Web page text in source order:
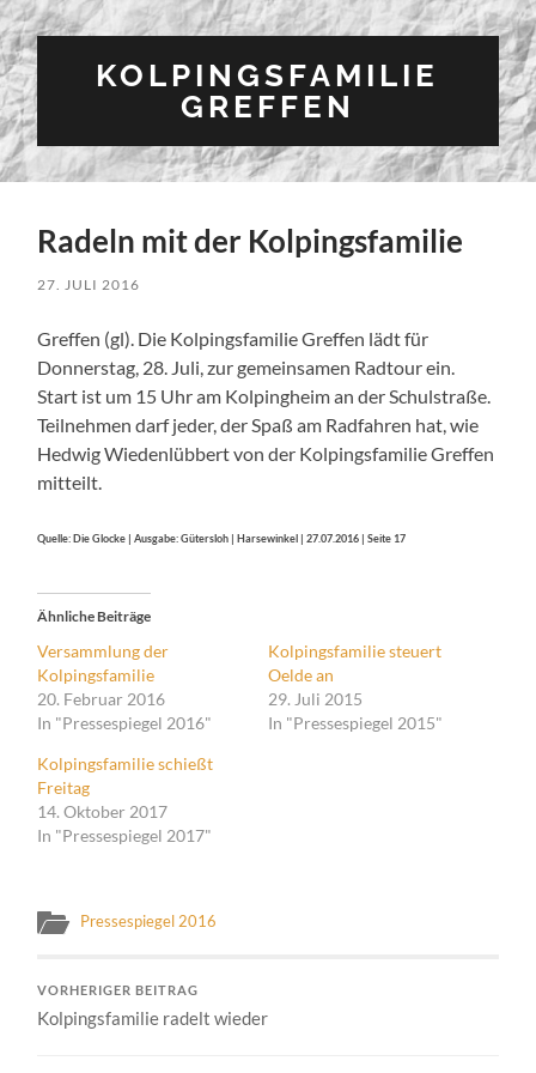
KOLPINGSFAMILIE
GREFFEN
Radeln mit der Kolpingsfamilie
27. JULI 2016
Greffen (gl). Die Kolpingsfamilie Greffen lädt für
Donnerstag, 28. Juli, zur gemeinsamen Radtour ein.
Start ist um 15 Uhr am Kolpingheim an der Schulstraße.
Teilnehmen darf jeder, der Spaß am Radfahren hat, wie
Hedwig Wiedenlübbert von der Kolpingsfamilie Greffen
mitteilt.
Quelle: Die Glocke | Ausgabe: Gütersloh | Harsewinkel | 27.07.2016 | Seite 17
Ähnliche Beiträge
Versammlung der
Kolpingsfamilie
20. Februar 2016
In "Pressespiegel 2016"
Kolpingsfamilie steuert
Oelde an
29. Juli 2015
In "Pressespiegel 2015"
Kolpingsfamilie schießt
Freitag
14. Oktober 2017
In "Pressespiegel 2017"
Pressespiegel 2016
VORHERIGER BEITRAG
Kolpingsfamilie radelt wieder